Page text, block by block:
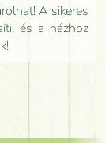
A sikeres
és a házhoz